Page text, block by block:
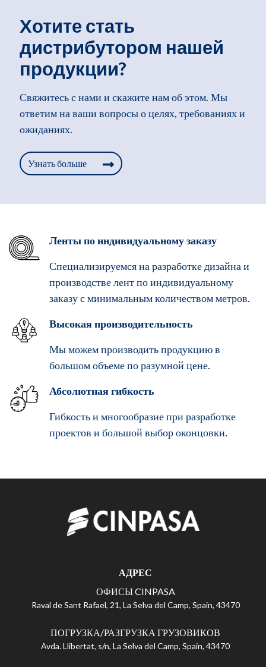
Хотите стать
дистрибутором нашей
продукции?
Свяжитесь с нами и скажите нам об этом. Мы
ответим на ваши вопросы о целях, требованиях и
ожиданиях.
Узнать больше
Ленты по индивидуальному заказу
Специализируемся на разработке дизайна и
производстве лент по индивидуальному
заказу с минимальным количеством метров.
Высокая производительность
Мы можем производить продукцию в
большом объеме по разумной цене.
Абсолютная гибкость
Гибкость и многообразие при разработке
проектов и большой выбор оконцовки.
АДРЕС
ОФИСЫ CINPASA
Raval de Sant Rafael, 21, La Selva del Camp, Spain, 43470
ПОГРУЗКА/РАЗГРУЗКА ГРУЗОВИКОВ
Avda. Llibertat, s/n, La Selva del Camp, Spain, 43470